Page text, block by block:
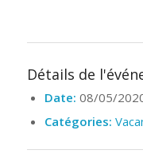
Détails de
Date: 08/05/
Catégories: